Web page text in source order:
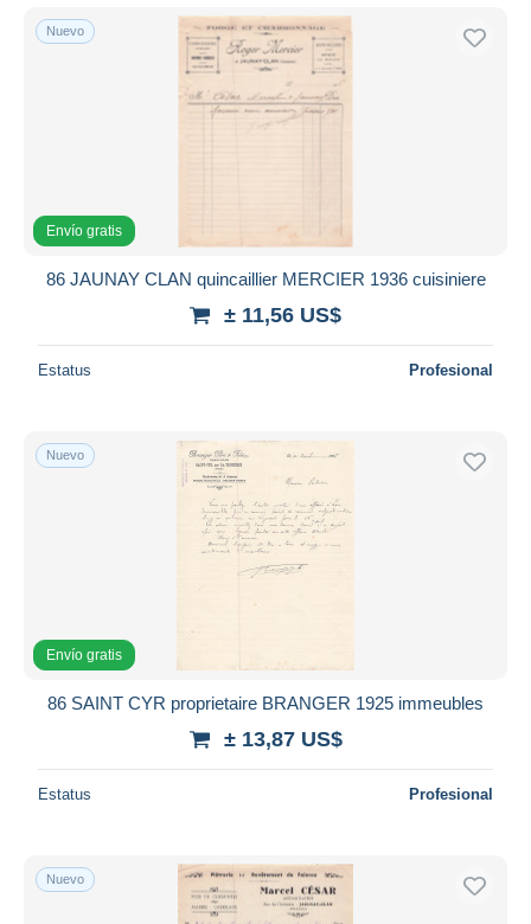
Nuevo
Envío gratis
86 JAUNAY CLAN quincaillier MERCIER 1936 cuisiniere
± 11,56 US$
Estatus Profesional
Nuevo
Envío gratis
86 SAINT CYR proprietaire BRANGER 1925 immeubles
± 13,87 US$
Estatus Profesional
Nuevo